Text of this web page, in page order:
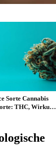
Sorte Cannabis
THC, Wirkung